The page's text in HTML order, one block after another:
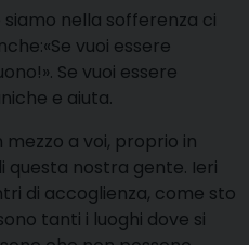
nella sofferenza ci
vuoi essere
Se vuoi essere
e aiuta.
mezzo a voi, proprio in
questa nostra gente. Ieri
di accoglienza, come sto
tanti i luoghi dove si